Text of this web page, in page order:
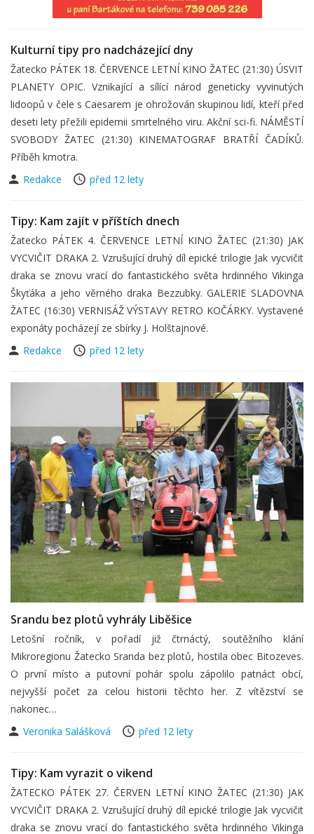
Kulturní tipy pro nadcházející dny
Žatecko PÁTEK 18. ČERVENCE LETNÍ KINO ŽATEC (21:30) ÚSVIT
PLANETY OPIC. Vznikající a sílící národ geneticky vyvinutých
lidoopů v čele s Caesarem je ohrožován skupinou lidí, kteří před
deseti lety přežili epidemii smrtelného viru. Akční sci-fi. NÁMĚSTÍ
SVOBODY ŽATEC (21:30) KINEMATOGRAF BRATŘÍ ČADÍKŮ.
Příběh kmotra.
Redakce
před 12 lety
Tipy: Kam zajít v příštích dnech
Žatecko PÁTEK 4. ČERVENCE LETNÍ KINO ŽATEC (21:30) JAK
VYCVIČIT DRAKA 2. Vzrušující druhý díl epické trilogie Jak vycvičit
draka se znovu vrací do fantastického světa hrdinného Vikinga
Škyťáka a jeho věrného draka Bezzubky. GALERIE SLADOVNA
ŽATEC (16:30) VERNISÁŽ VÝSTAVY RETRO KOČÁRKY. Vystavené
exponáty pocházejí ze sbírky J. Holštajnové.
Redakce
před 12 lety
Srandu bez plotů vyhrály Liběšice
Letošní ročník, v pořadí již čtrnáctý, soutěžního klání
Mikroregionu Žatecko Sranda bez plotů, hostila obec Bitozeves.
O první místo a putovní pohár spolu zápolilo patnáct obcí,
nejvyšší počet za celou historii těchto her. Z vítězství se
nakonec…
Veronika Salášková
před 12 lety
Tipy: Kam vyrazit o vikend
ŽATECKO PÁTEK 27. ČERVEN LETNÍ KINO ŽATEC (21:30) JAK
VYCVIČIT DRAKA 2. Vzrušující druhý díl epické trilogie Jak vycvičit
draka se znovu vrací do fantastického světa hrdinného Vikinga